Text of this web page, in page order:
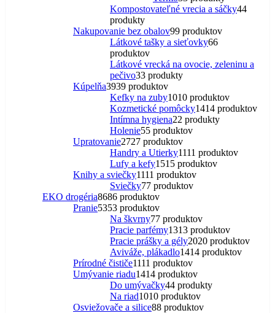
Kompostovateľné vrecia a sáčky44
produkty
Nakupovanie bez obalov99 produktov
Látkové tašky a sieťovky66
produktov
Látkové vrecká na ovocie, zeleninu a
pečivo33 produkty
Kúpelňa3939 produktov
Kefky na zuby1010 produktov
Kozmetické pomôcky1414 produktov
Intímna hygiena22 produkty
Holenie55 produktov
Upratovanie2727 produktov
Handry a Utierky1111 produktov
Lufy a kefy1515 produktov
Knihy a sviečky1111 produktov
Sviečky77 produktov
EKO drogéria8686 produktov
Pranie5353 produktov
Na škvrny77 produktov
Pracie parfémy1313 produktov
Pracie prášky a gély2020 produktov
Aviváže, plákadlo1414 produktov
Prírodné čističe1111 produktov
Umývanie riadu1414 produktov
Do umývačky44 produkty
Na riad1010 produktov
Osviežovače a silice88 produktov